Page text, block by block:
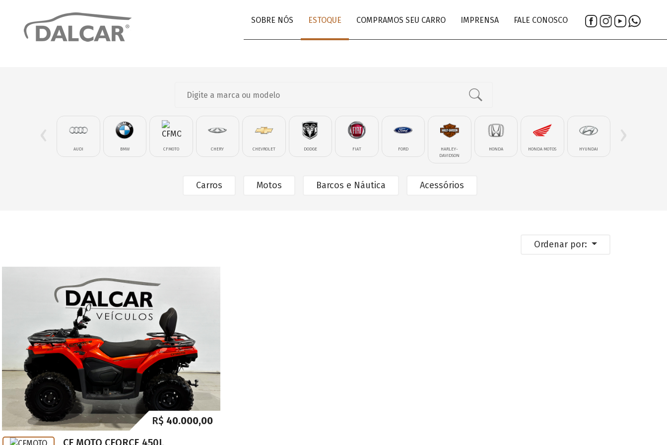
SOBRE NÓS ESTOQUE COMPRAMOS SEU CARRO IMPRENSA FALE CONOSCO
AUDI BMW CFMOTO CHERY CHEVROLET DODGE FIAT FORD
HARLEY-
DAVIDSON
HONDA HONDA MOTOS HYUNDAI
‹ ›
Carros Motos Barcos e Náutica Acessórios
Ordenar por:
R$ 40.000,00
CF MOTO CFORCE 450L